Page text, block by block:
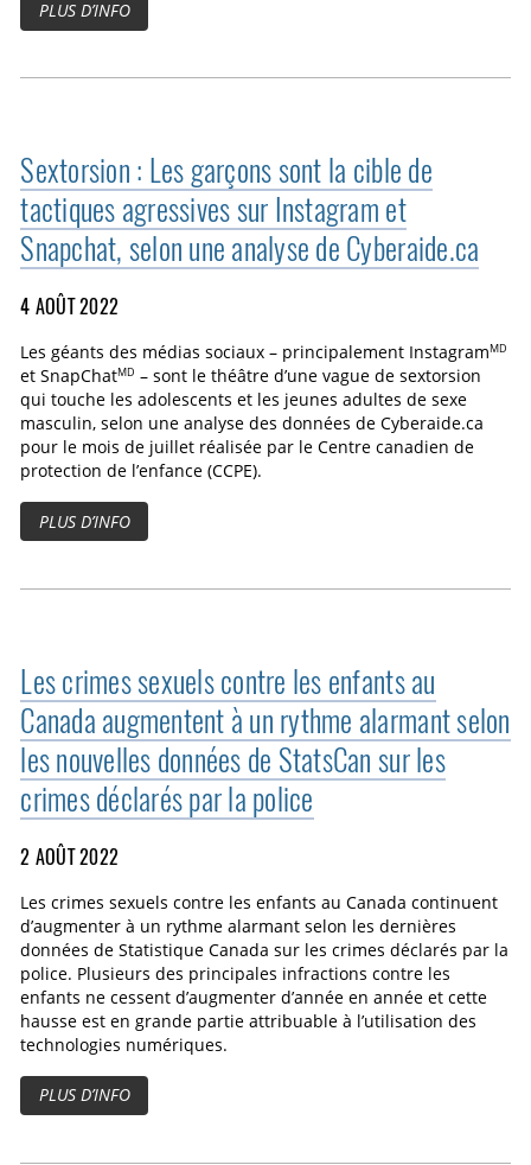
PLUS D’INFO
Sextorsion : Les garçons sont la cible de
tactiques agressives sur Instagram et
Snapchat, selon une analyse de Cyberaide.ca
4 AOÛT 2022
Les géants des médias sociaux – principalement InstagramMD
et SnapChatMD – sont le théâtre d’une vague de sextorsion
qui touche les adolescents et les jeunes adultes de sexe
masculin, selon une analyse des données de Cyberaide.ca
pour le mois de juillet réalisée par le Centre canadien de
protection de l’enfance (CCPE).
PLUS D’INFO
Les crimes sexuels contre les enfants au
Canada augmentent à un rythme alarmant selon
les nouvelles données de StatsCan sur les
crimes déclarés par la police
2 AOÛT 2022
Les crimes sexuels contre les enfants au Canada continuent
d’augmenter à un rythme alarmant selon les dernières
données de Statistique Canada sur les crimes déclarés par la
police. Plusieurs des principales infractions contre les
enfants ne cessent d’augmenter d’année en année et cette
hausse est en grande partie attribuable à l’utilisation des
technologies numériques.
PLUS D’INFO